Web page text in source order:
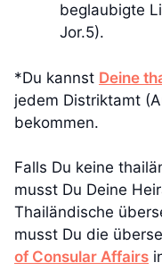
beglaubigte
Jor.5).
*Du kannst Deine
jedem Distriktamt
bekommen.
Falls Du keine
musst Du Deine
Thailändische
musst Du die
of Consular Affairs